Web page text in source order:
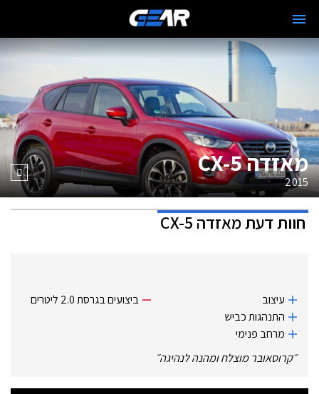
מאזדה CX-5
2015
חוות דעתמאזדה CX-5
עיצוב
התנהגות כביש
מרחב פנימי
ביצועים בגרסת 2.0 ליטרים
״קרוסאובר מוצלח ומהנה לנהיגה״